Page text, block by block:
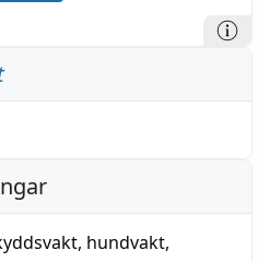
snarast genom
betydelse
börs o. fruntimmer),
och dylikt, till abstr. la
utveckling från abstr. till
, hundvakt,